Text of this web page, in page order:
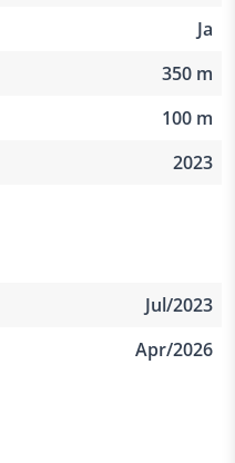
Ja
350 m
100 m
2023
Jul/2023
Apr/2026